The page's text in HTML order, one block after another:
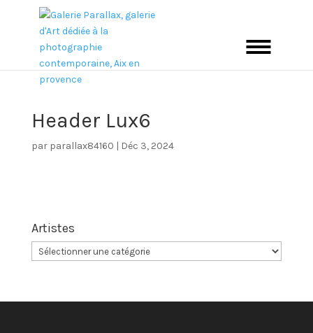
Header Lux6
par parallax84160 | Déc 3, 2024
Artistes